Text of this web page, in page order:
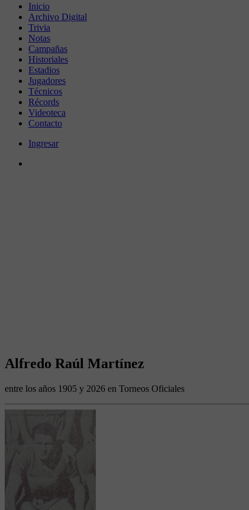
Inicio
Archivo Digital
Trivia
Notas
Campañas
Historiales
Estadios
Jugadores
Técnicos
Récords
Videoteca
Contacto
Ingresar
Alfredo Raúl Martínez
entre los años 1905 y 2026 en Torneos Oficiales